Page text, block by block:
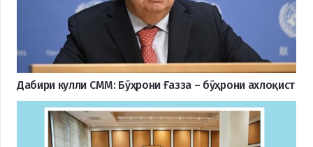
Дабири кулли СММ: Бӯҳрони Ғазза – бӯҳрони ахлоқист